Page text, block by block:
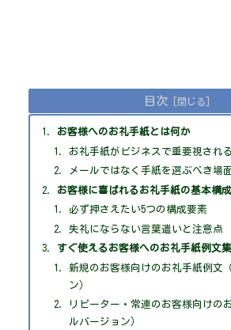
目次
お客様へのお礼手紙とは何か
お礼手紙がビジネスで重要視され
メールではなく手紙を選ぶべき場
お客様に喜ばれるお礼手紙の基本構成
必ず押さえたい5つの構成要素
失礼にならない言葉遣いと注意点
すぐ使えるお客様へのお礼手紙例文集
新規のお客様向けのお礼手紙例文
ン）
リピーター・常連のお客様向けの
ルバージョン）